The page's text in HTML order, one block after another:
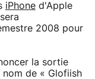
iPhone d'Apple
2008 pour
la sortie
nom de « Glofiish